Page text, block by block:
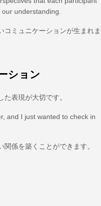
understanding.
コミュニケーションが生まれま
ション
表現が大切です。
and I just wanted to check in
係を築くことができます。